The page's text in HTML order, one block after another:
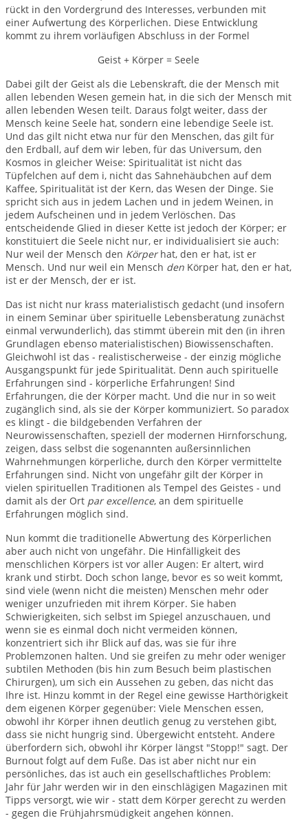
rückt in den Vordergrund des Interesses, verbunden mit
einer Aufwertung des Körperlichen. Diese Entwicklung
kommt zu ihrem vorläufigen Abschluss in der Formel
Geist + Körper = Seele
Dabei gilt der Geist als die Lebenskraft, die der Mensch mit
allen lebenden Wesen gemein hat, in die sich der Mensch mit
allen lebenden Wesen teilt. Daraus folgt weiter, dass der
Mensch keine Seele hat, sondern eine lebendige Seele ist.
Und das gilt nicht etwa nur für den Menschen, das gilt für
den Erdball, auf dem wir leben, für das Universum, den
Kosmos in gleicher Weise: Spiritualität ist nicht das
Tüpfelchen auf dem i, nicht das Sahnehäubchen auf dem
Kaffee, Spiritualität ist der Kern, das Wesen der Dinge. Sie
spricht sich aus in jedem Lachen und in jedem Weinen, in
jedem Aufscheinen und in jedem Verlöschen. Das
entscheidende Glied in dieser Kette ist jedoch der Körper; er
konstituiert die Seele nicht nur, er individualisiert sie auch:
Nur weil der Mensch den Körperhat, den er hat, ist er
Mensch. Und nur weil ein Mensch den Körper hat, den er hat,
ist er der Mensch, der er ist.
Das ist nicht nur krass materialistisch gedacht (und insofern
in einem Seminar über spirituelle Lebensberatung zunächst
einmal verwunderlich), das stimmt überein mit den (in ihren
Grundlagen ebenso materialistischen) Biowissenschaften.
Gleichwohl ist das - realistischerweise - der einzig mögliche
Ausgangspunkt für jede Spiritualität. Denn auch spirituelle
Erfahrungen sind - körperliche Erfahrungen! Sind
Erfahrungen, die der Körper macht. Und die nur in so weit
zugänglich sind, als sie der Körper kommuniziert. So paradox
es klingt - die bildgebenden Verfahren der
Neurowissenschaften, speziell der modernen Hirnforschung,
zeigen, dass selbst die sogenannten außersinnlichen
Wahrnehmungen körperliche, durch den Körper vermittelte
Erfahrungen sind. Nicht von ungefähr gilt der Körper in
vielen spirituellen Traditionen als Tempel des Geistes - und
damit als der Ort par excellence, an dem spirituelle
Erfahrungen möglich sind.
Nun kommt die traditionelle Abwertung des Körperlichen
aber auch nicht von ungefähr. Die Hinfälligkeit des
menschlichen Körpers ist vor aller Augen: Er altert, wird
krank und stirbt. Doch schon lange, bevor es so weit kommt,
sind viele (wenn nicht die meisten) Menschen mehr oder
weniger unzufrieden mit ihrem Körper. Sie haben
Schwierigkeiten, sich selbst im Spiegel anzuschauen, und
wenn sie es einmal doch nicht vermeiden können,
konzentriert sich ihr Blick auf das, was sie für ihre
Problemzonen halten. Und sie greifen zu mehr oder weniger
subtilen Methoden (bis hin zum Besuch beim plastischen
Chirurgen), um sich ein Aussehen zu geben, das nicht das
Ihre ist. Hinzu kommt in der Regel eine gewisse Harthörigkeit
dem eigenen Körper gegenüber: Viele Menschen essen,
obwohl ihr Körper ihnen deutlich genug zu verstehen gibt,
dass sie nicht hungrig sind. Übergewicht entsteht. Andere
überfordern sich, obwohl ihr Körper längst "Stopp!" sagt. Der
Burnout folgt auf dem Fuße. Das ist aber nicht nur ein
persönliches, das ist auch ein gesellschaftliches Problem:
Jahr für Jahr werden wir in den einschlägigen Magazinen mit
Tipps versorgt, wie wir - statt dem Körper gerecht zu werden
- gegen die Frühjahrsmüdigkeit angehen können.